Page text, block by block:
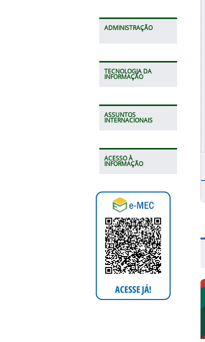
ADMINISTRAÇÃO
TECNOLOGIA DA
INFORMAÇÃO
ASSUNTOS
INTERNACIONAIS
ACESSO À
INFORMAÇÃO